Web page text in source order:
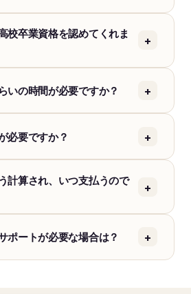
校卒業資格を認めてくれま
+
いの時間が必要ですか？ +
必要ですか？ +
計算され、いつ支払うので
+
ポートが必要な場合は？ +